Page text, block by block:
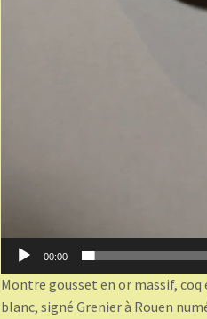
00:00
Montre gousset en or massif,
blanc, signé Grenier à Rouen